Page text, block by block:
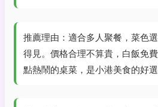
推薦理由：適合多人聚餐，菜色
得見。價格合理不算貴，白飯免
點熱鬧的桌菜，是小港美食的好選